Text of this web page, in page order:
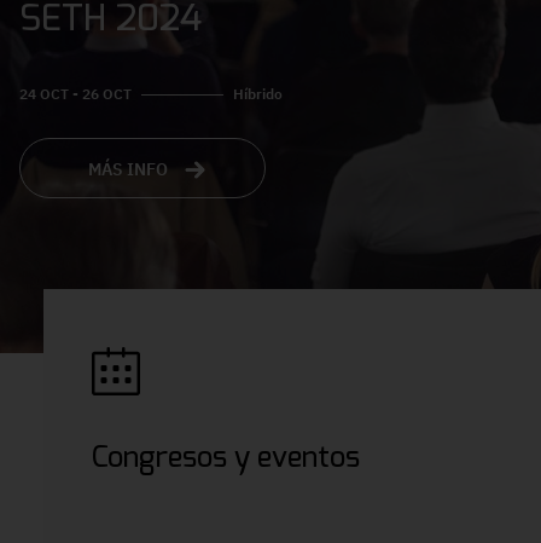
SETH 2024
24 OCT - 26 OCT Híbrido
MÁS INFO
Congresos y eventos